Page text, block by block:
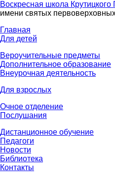
Воскресная школа
имени святых
Главная
Для детей
Вероучительные предметы
Дополнительное образование
Внеурочная деятельность
Для взрослых
Очное отделение
Послушания
Дистанционное обучение
Педагоги
Новости
Библиотека
Контакты